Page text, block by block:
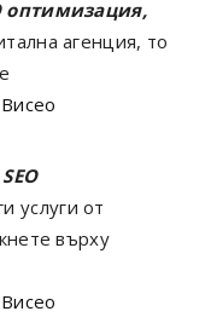
оптимизация,
агенция, то
услуги от
върху